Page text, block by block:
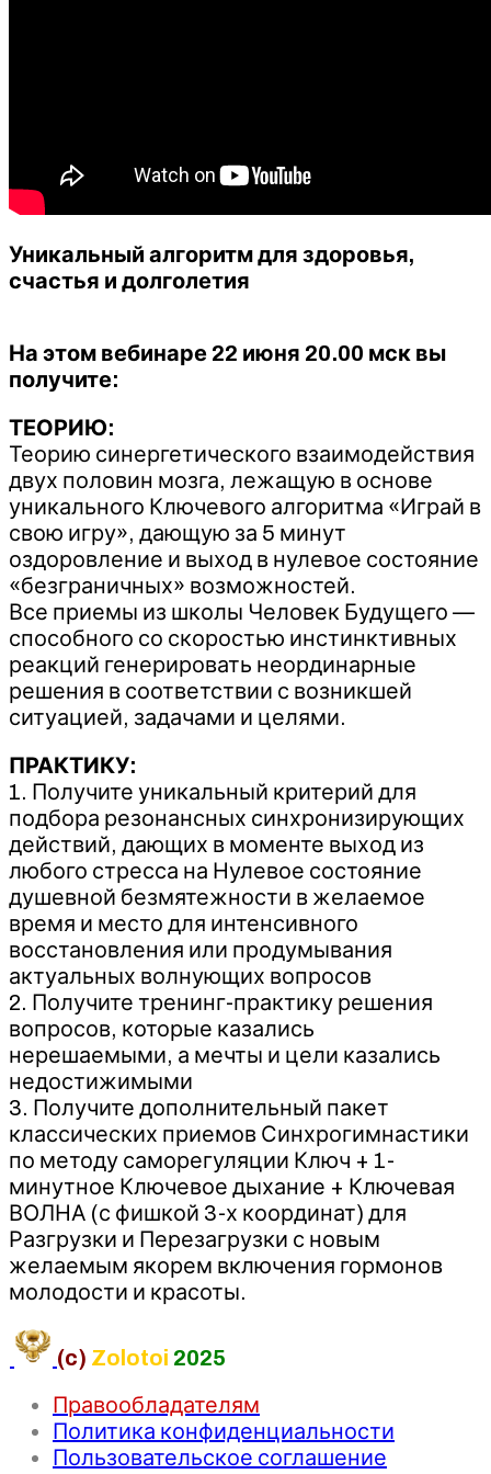
Уникальный алгоритм для здоровья,
счастья и долголетия
На этом вебинаре 22 июня 20.00 мск вы
получите:
ТЕОРИЮ:
Теорию синергетического взаимодействия
двух половин мозга, лежащую в основе
уникального Ключевого алгоритма «Играй в
свою игру», дающую за 5 минут
оздоровление и выход в нулевое состояние
«безграничных» возможностей.
Все приемы из школы Человек Будущего —
способного со скоростью инстинктивных
реакций генерировать неординарные
решения в соответствии с возникшей
ситуацией, задачами и целями.
ПРАКТИКУ:
1. Получите уникальный критерий для
подбора резонансных синхронизирующих
действий, дающих в моменте выход из
любого стресса на Нулевое состояние
душевной безмятежности в желаемое
время и место для интенсивного
восстановления или продумывания
актуальных волнующих вопросов
2. Получите тренинг-практику решения
вопросов, которые казались
нерешаемыми, а мечты и цели казались
недостижимыми
3. Получите дополнительный пакет
классических приемов Синхрогимнастики
по методу саморегуляции Ключ + 1-
минутное Ключевое дыхание + Ключевая
ВОЛНА (с фишкой 3-х координат) для
Разгрузки и Перезагрузки с новым
желаемым якорем включения гормонов
молодости и красоты.
(c) Zolotoi 2025
Правообладателям
Политика конфиденциальности
Пользовательское соглашение